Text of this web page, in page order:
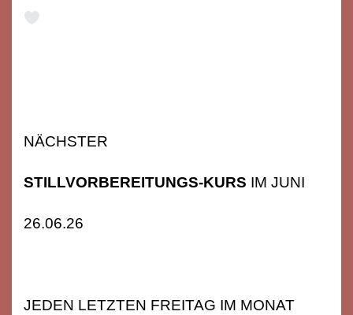
NÄCHSTER
STILLVORBEREITUNGS-KURS IM JUNI
26.06.26
JEDEN LETZTEN FREITAG IM MONAT